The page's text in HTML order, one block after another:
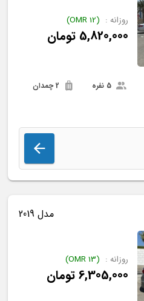
روزانه : (
12
OMR
)
5,820,000 تومان
مدل 2019
روزانه : (
13
OMR
)
6,305,000تومان